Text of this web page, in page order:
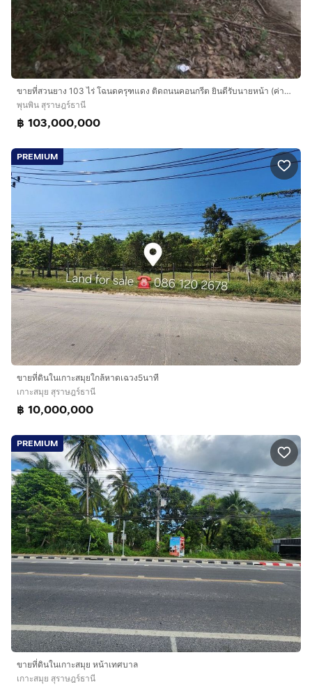
ขายที่สวนยาง 103 ไร่ โฉนดครุฑแดง ติดถนนคอนกรีต ยินดีรับนายหน้า (ค่านายหน้า 3 ล้านบาท)น้ำไม่ท่วม,เจ้าของขายเองครับ
พุนพิน สุราษฎร์ธานี
฿ 103,000,000
PREMIUM
ขายที่ดินในเกาะสมุยใกล้หาดเฉวง5นาที
เกาะสมุย สุราษฎร์ธานี
฿ 10,000,000
PREMIUM
ขายที่ดินในเกาะสมุย หน้าเทศบาล
เกาะสมุย สุราษฎร์ธานี